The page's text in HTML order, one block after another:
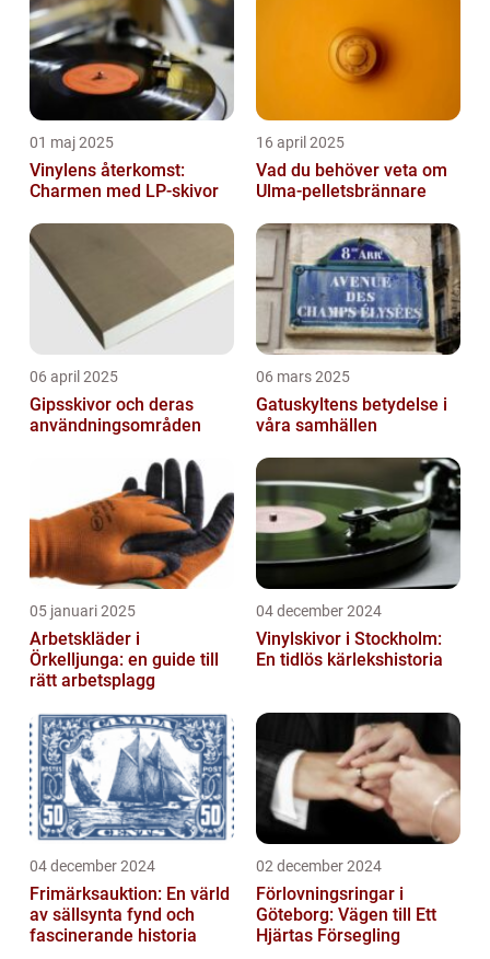
01 maj 2025
Vinylens återkomst:
Charmen med LP-skivor
16 april 2025
Vad du behöver veta om
Ulma-pelletsbrännare
06 april 2025
Gipsskivor och deras
användningsområden
06 mars 2025
Gatuskyltens betydelse i
våra samhällen
05 januari 2025
Arbetskläder i
Örkelljunga: en guide till
rätt arbetsplagg
04 december 2024
Vinylskivor i Stockholm:
En tidlös kärlekshistoria
04 december 2024
Frimärksauktion: En värld
av sällsynta fynd och
fascinerande historia
02 december 2024
Förlovningsringar i
Göteborg: Vägen till Ett
Hjärtas Försegling